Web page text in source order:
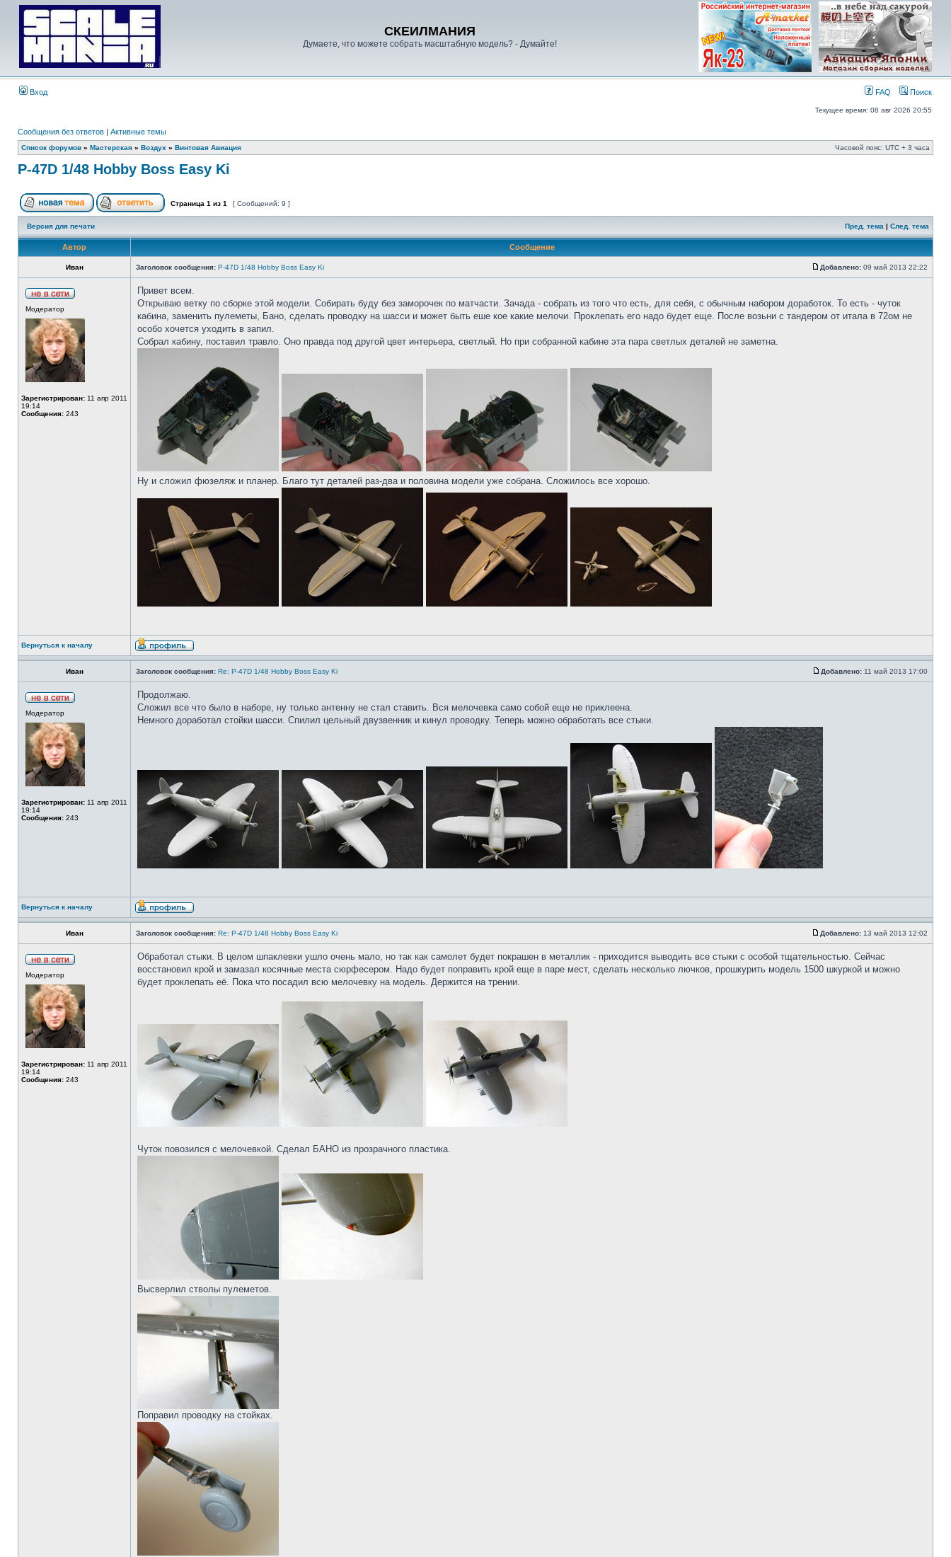
СКЕИЛМАНИЯ
Думаете, что можете собрать масштабную модель? - Думайте!
Вход FAQ Поиск
Текущее время: 08 авг 2026 20:55
Сообщения без ответов | Активные темы
Список форумов » Мастерская » Воздух » Винтовая Авиация Часовой пояс: UTC + 3 часа
P-47D 1/48 Hobby Boss Easy Ki
Страница 1 из 1 [ Сообщений: 9 ]
Версия для печати Пред. тема | След. тема
Автор Сообщение
Иван Заголовок сообщения: P-47D 1/48 Hobby Boss Easy Ki Добавлено: 09 май 2013 22:22
Модератор
Зарегистрирован: 11 апр 2011
19:14
Сообщения: 243
Привет всем.
Открываю ветку по сборке этой модели. Собирать буду без заморочек по матчасти. Зачада - собрать из того что есть, для себя, с обычным набором доработок. То есть - чуток
кабина, заменить пулеметы, Бано, сделать проводку на шасси и может быть еше кое какие мелочи. Проклепать его надо будет еще. После возьни с тандером от итала в 72ом не
особо хочется уходить в запил.
Собрал кабину, поставил травло. Оно правда под другой цвет интерьера, светлый. Но при собранной кабине эта пара светлых деталей не заметна.
Ну и сложил фюзеляж и планер. Благо тут деталей раз-два и половина модели уже собрана. Сложилось все хорошо.
Вернуться к началу
Иван Заголовок сообщения: Re: P-47D 1/48 Hobby Boss Easy Ki Добавлено: 11 май 2013 17:00
Модератор
Зарегистрирован: 11 апр 2011
19:14
Сообщения: 243
Продолжаю.
Сложил все что было в наборе, ну только антенну не стал ставить. Вся мелочевка само собой еще не приклеена.
Немного доработал стойки шасси. Спилил цельный двузвенник и кинул проводку. Теперь можно обработать все стыки.
Вернуться к началу
Иван Заголовок сообщения: Re: P-47D 1/48 Hobby Boss Easy Ki Добавлено: 13 май 2013 12:02
Модератор
Зарегистрирован: 11 апр 2011
19:14
Сообщения: 243
Обработал стыки. В целом шпаклевки ушло очень мало, но так как самолет будет покрашен в металлик - приходится выводить все стыки с особой тщательностью. Сейчас
восстановил крой и замазал косячные места сюрфесером. Надо будет поправить крой еще в паре мест, сделать несколько лючков, прошкурить модель 1500 шкуркой и можно
будет проклепать её. Пока что посадил всю мелочевку на модель. Держится на трении.
Чуток повозился с мелочевкой. Сделал БАНО из прозрачного пластика.
Высверлил стволы пулеметов.
Поправил проводку на стойках.